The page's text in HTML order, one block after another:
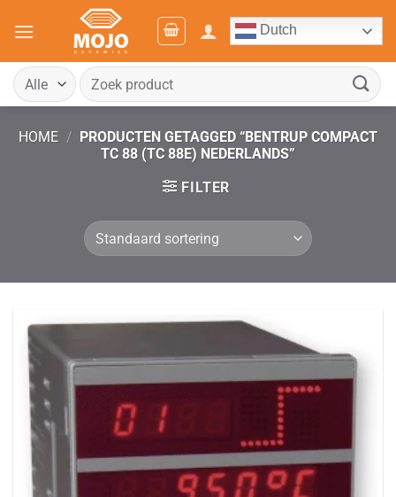
naar
Dutch
Zoeken
naar:
HOME / PRODUCTEN GETAGGED “BENTRUP COMPACT
TC 88 (TC 88E) NEDERLANDS”
FILTER